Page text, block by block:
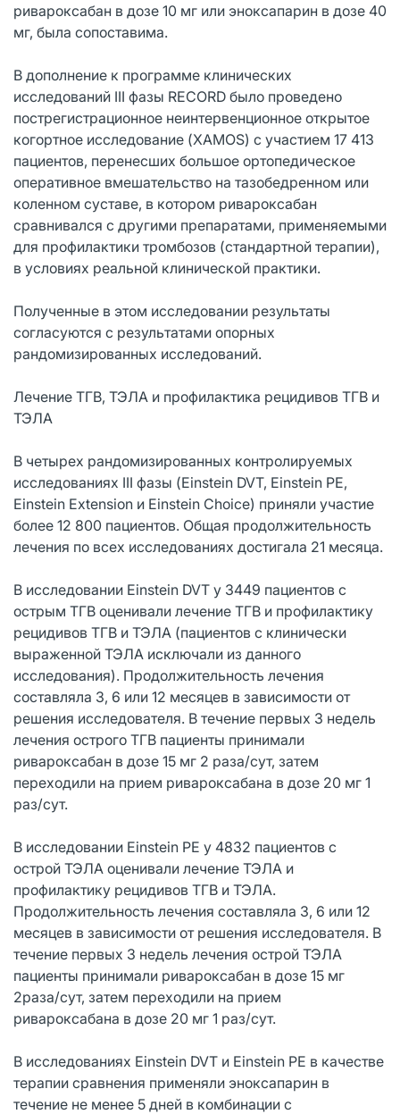
ривароксабан в дозе 10 мг или эноксапарин в дозе 40
мг, была сопоставима.
В дополнение к программе клинических
исследований III фазы RECORD было проведено
пострегистрационное неинтервенционное открытое
когортное исследование (XAMOS) с участием 17 413
пациентов, перенесших большое ортопедическое
оперативное вмешательство на тазобедренном или
коленном суставе, в котором ривароксабан
сравнивался с другими препаратами, применяемыми
для профилактики тромбозов (стандартной терапии),
в условиях реальной клинической практики.
Полученные в этом исследовании результаты
согласуются с результатами опорных
рандомизированных исследований.
Лечение ТГВ, ТЭЛА и профилактика рецидивов ТГВ и
ТЭЛА
В четырех рандомизированных контролируемых
исследованиях III фазы (Einstein DVT, Einstein PE,
Einstein Extension и Einstein Choice) приняли участие
более 12 800 пациентов. Общая продолжительность
лечения по всех исследованиях достигала 21 месяца.
В исследовании Einstein DVT у 3449 пациентов с
острым ТГВ оценивали лечение ТГВ и профилактику
рецидивов ТГВ и ТЭЛА (пациентов с клинически
выраженной ТЭЛА исключали из данного
исследования). Продолжительность лечения
составляла 3, 6 или 12 месяцев в зависимости от
решения исследователя. В течение первых 3 недель
лечения острого ТГВ пациенты принимали
ривароксабан в дозе 15 мг 2 раза/сут, затем
переходили на прием ривароксабана в дозе 20 мг 1
раз/сут.
В исследовании Einstein PE у 4832 пациентов с
острой ТЭЛА оценивали лечение ТЭЛА и
профилактику рецидивов ТГВ и ТЭЛА.
Продолжительность лечения составляла 3, 6 или 12
месяцев в зависимости от решения исследователя. В
течение первых 3 недель лечения острой ТЭЛА
пациенты принимали ривароксабан в дозе 15 мг
2раза/сут, затем переходили на прием
ривароксабана в дозе 20 мг 1 раз/сут.
В исследованиях Einstein DVT и Einstein PE в качестве
терапии сравнения применяли эноксапарин в
течение не менее 5 дней в комбинации с